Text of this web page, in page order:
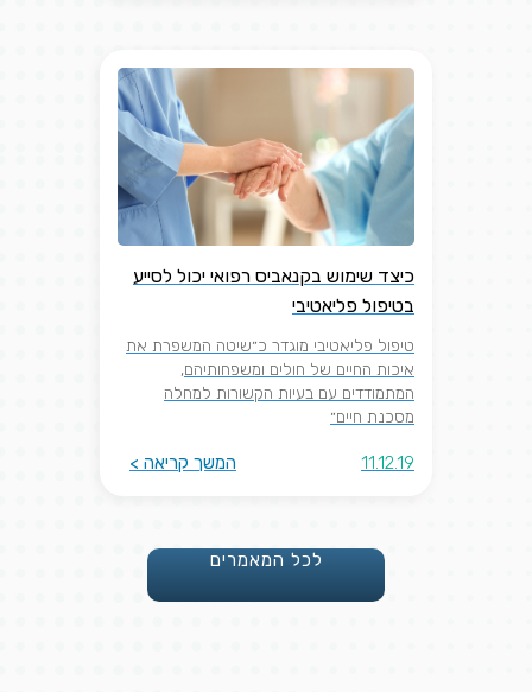
לכל המאמרים
כיצד שימוש בקנאביס רפואי יכול לסייע
בטיפול פליאטיבי
טיפול פליאטיבי מוגדר כ״שיטה המשפרת את
איכות החיים של חולים ומשפחותיהם,
המתמודדים עם בעיות הקשורות למחלה
מסכנת חיים״
המשך קריאה > 11.12.19